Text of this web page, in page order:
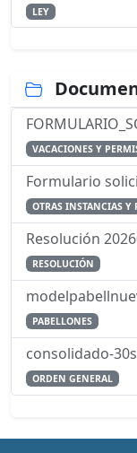
LEY
VACACIONES Y
Formulario
OTRAS INSTANCIAS Y
RESOLUCIÓN
PABELLONES
ORDEN GENERAL